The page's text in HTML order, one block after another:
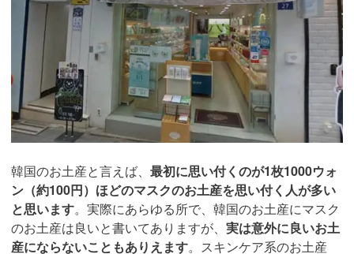
韓国のお土産と言えば、 最初に思い付くのが1枚1000ウォ
ン（約100円）ほどのマスクのお土産を思い付く人が多い
と思います。実際にあらゆる所で、韓国のお土産にマスク
のお土産は良いと書いてありますが、 実は意外に良いお土
産にならないこともありえます。スキンケア系のお土産